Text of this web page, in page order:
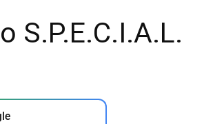
S.P.E.C.I.A.L.